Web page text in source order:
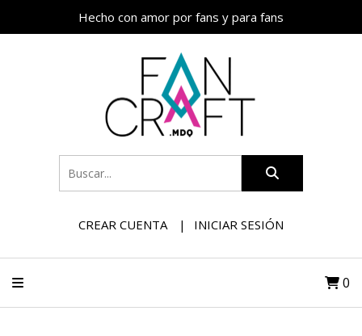
Hecho con amor por fans y para fans
CREAR CUENTA INICIAR SESIÓN
0